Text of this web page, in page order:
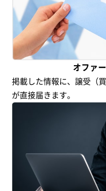
オファ
掲載した情報に、譲受（
が直接届きます。